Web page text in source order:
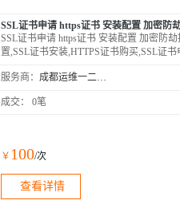
SSL证书申请 https证书 安装配置 加密防
SSL证书申请 https证书 安装配置 加密防
置,SSL证书安装,HTTPS证书购买,SSL证
传输,https异常排查。
服务商： 成都运维一二三科技有限公司
成交： 0笔
￥ 100/次
查看详情